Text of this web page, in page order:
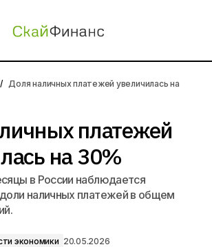
Доля наличных платежей увеличилась на
платежей
на 30%
в России наблюдается
наличных платежей в общем
экономики 20.05.2026